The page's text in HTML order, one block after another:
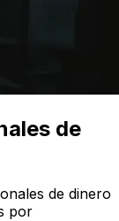
de
de dinero
por